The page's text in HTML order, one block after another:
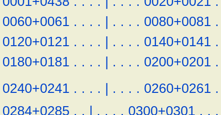
0060+0061 . . . . | . . . . 0080+0081 .
0120+0121 . . . . | . . . . 0140+0141 .
0180+0181 . . . . | . . . . 0200+0201 .
0240+0241 . . . . | . . . . 0260+0261 .
0284+0285 . . | . . . . 0300+0301 . . .